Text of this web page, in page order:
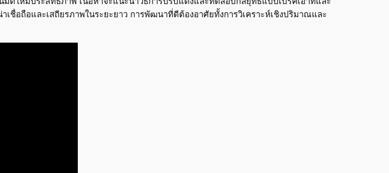
ชื่อถือและเสถียรภาพในระยะยาว การพัฒนาที่ดีต้องอาศัยทั้งการวิเคราะห์เชิงปริมาณและ